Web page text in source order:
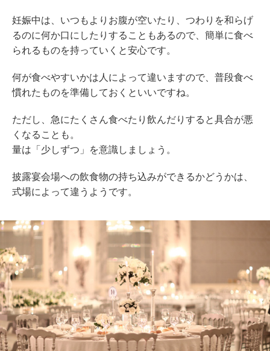
妊娠中は、いつもよりお腹が空いたり、つわりを和らげ
るのに何か口にしたりすることもあるので、簡単に食べ
られるものを持っていくと安心です。
何が食べやすいかは人によって違いますので、普段食べ
慣れたものを準備しておくといいですね。
ただし、急にたくさん食べたり飲んだりすると具合が悪
くなることも。
量は「少しずつ」を意識しましょう。
披露宴会場への飲食物の持ち込みができるかどうかは、
式場によって違うようです。